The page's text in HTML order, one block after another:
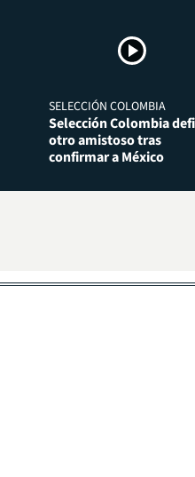
SELECCIÓN COLOMBIA
Selección Colombia
otro amistoso tras
confirmar a México